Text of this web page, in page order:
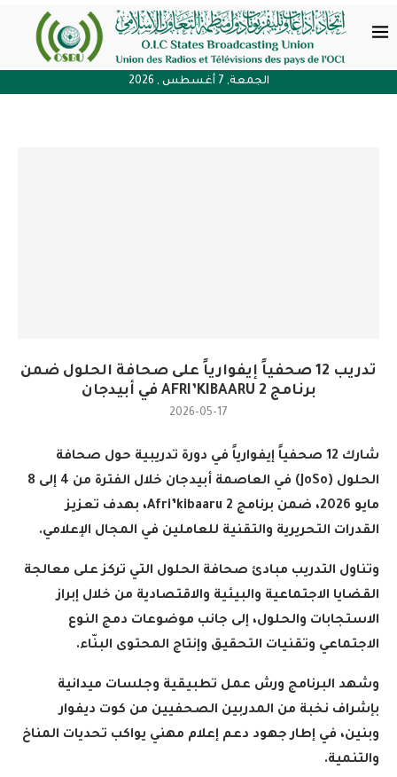
الجمعة, 7 أغسطس , 2026
تدريب 12 صحفياً إيفوارياً على صحافة الحلول ضمن
برنامج AFRI’KIBAARU 2 في أبيدجان
2026-05-17
شارك 12 صحفياً إيفوارياً في دورة تدريبية حول صحافة
الحلول (JoSo)
في العاصمة أبيدجان خلال الفترة من 4 إلى 8
مايو 2026، ضمن برنامج
، بهدف تعزيز
القدرات التحريرية والتقنية للعاملين في المجال الإعلامي.
وتناول التدريب مبادئ صحافة الحلول التي تركز على معالجة
القضايا الاجتماعية والبيئية والاقتصادية من خلال إبراز
الاستجابات والحلول، إلى جانب موضوعات دمج النوع
الاجتماعي وتقنيات التحقيق وإنتاج المحتوى البنّاء.
وشهد البرنامج ورش عمل تطبيقية وجلسات ميدانية
بإشراف نخبة من المدربين الصحفيين من كوت ديفوار
وبنين، في إطار جهود دعم إعلام مهني يواكب تحديات المناخ
والتنمية.